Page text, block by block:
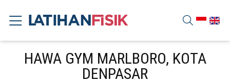
HAWA GYM MARLBORO, KOTA
DENPASAR